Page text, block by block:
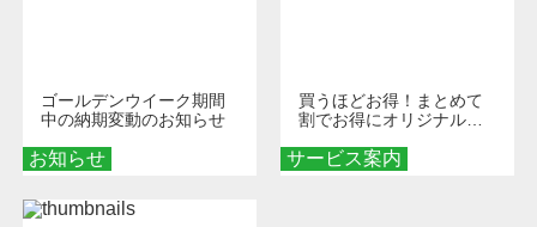
お知らせ
ゴールデンウイーク期間
中の納期変動のお知らせ
サービス案内
買うほどお得！まとめて
割でお得にオリジナルグ